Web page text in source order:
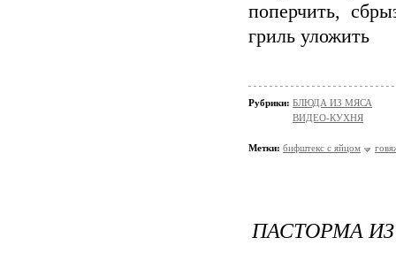
поперчить,
гриль уложить
Рубрики: БЛЮДА ИЗ МЯСА
ВИДЕО-КУХНЯ
Метки: бифштекс с яйцом
ПАСТОРМА